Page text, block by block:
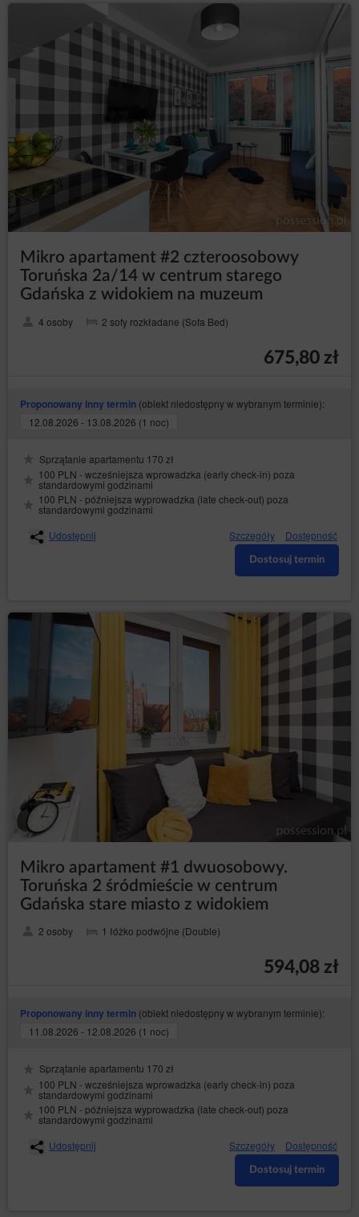
Mikro apartament #2 czteroosobowy
Toruńska 2a/14 w centrum starego
Gdańska z widokiem na muzeum
4 osoby 2 sofy rozkładane (Sofa Bed)
675,80 zł
Proponowany inny termin (obiekt niedostępny w wybranym terminie):
12.08.2026 - 13.08.2026 (1 noc)
Sprzątanie apartamentu 170 zł
100 PLN - wcześniejsza wprowadzka (early check-in) poza
standardowymi godzinami
100 PLN - późniejsza wyprowadzka (late check-out) poza
standardowymi godzinami
Udostępnij
Szczegóły Dostępność
Dostosuj termin
Mikro apartament #1 dwuosobowy.
Toruńska 2 śródmieście w centrum
Gdańska stare miasto z widokiem
2 osoby 1 łóżko podwójne (Double)
594,08 zł
Proponowany inny termin (obiekt niedostępny w wybranym terminie):
11.08.2026 - 12.08.2026 (1 noc)
Sprzątanie apartamentu 170 zł
100 PLN - wcześniejsza wprowadzka (early check-in) poza
standardowymi godzinami
100 PLN - późniejsza wyprowadzka (late check-out) poza
standardowymi godzinami
Udostępnij
Szczegóły Dostępność
Dostosuj termin